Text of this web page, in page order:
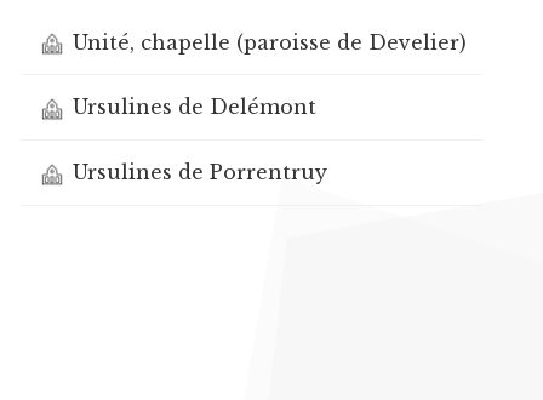
Unité, chapelle (paroisse de Develier)
Ursulines de Delémont
Ursulines de Porrentruy